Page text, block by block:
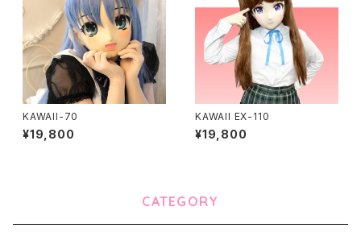
KAWAII-70
¥19,800
KAWAII EX-110
¥19,800
CATEGORY